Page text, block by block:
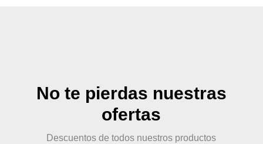
No te pierdas nuestras
ofertas
Descuentos de todos nuestros productos